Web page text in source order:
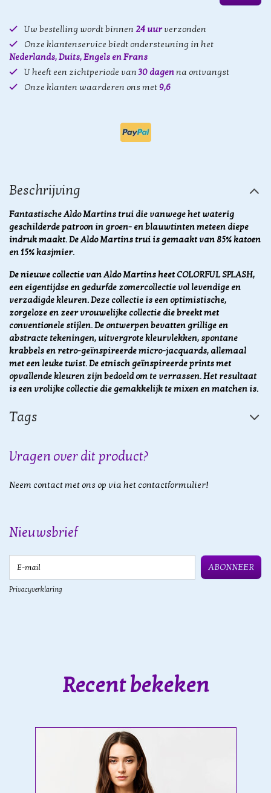
Uw bestelling wordt binnen 24 uurverzonden
Onze klantenservice biedt ondersteuning in het
Nederlands, Duits, Engels en Frans
U heeft een zichtperiode van30 dagenna ontvangst
Onze klanten waarderen ons met 9,6
Beschrijving
Fantastische Aldo Martins trui die vanwege het waterig
geschilderde patroon in groen- en blauwtinten meteen diepe
indruk maakt. De Aldo Martins trui is gemaakt van 85% katoen
en 15% kasjmier.
De nieuwe collectie van Aldo Martins heet COLORFUL SPLASH,
een ​​eigentijdse en gedurfde zomercollectie vol levendige en
verzadigde kleuren. Deze collectie is een optimistische,
zorgeloze en zeer vrouwelijke collectie die breekt met
conventionele stijlen. De ontwerpen bevatten grillige en
abstracte tekeningen, uitvergrote kleurvlekken, spontane
krabbels en retro-geïnspireerde micro-jacquards, allemaal
met een leuke twist. De etnisch geïnspireerde prints met
opvallende kleuren zijn bedoeld om te verrassen. Het resultaat
is een vrolijke collectie die gemakkelijk te mixen en matchen is.
Tags
Vragen over dit product?
Neem contact met ons op via het contactformulier!
Nieuwsbrief
ABONNEER
Privacyverklaring
Recent bekeken